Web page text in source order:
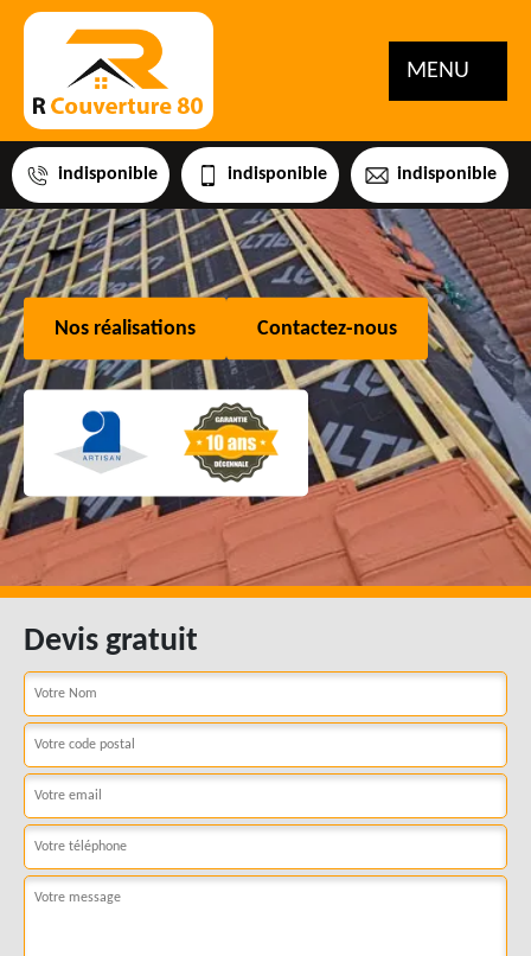
MENU
indisponible indisponible indisponible
Nos réalisations Contactez-nous
Devis gratuit